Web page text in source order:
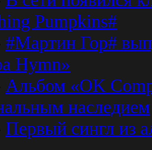
Pumpkins#
#Мартин Гор#
Hymn»
Альбом «OK
наследием
Первый сингл из